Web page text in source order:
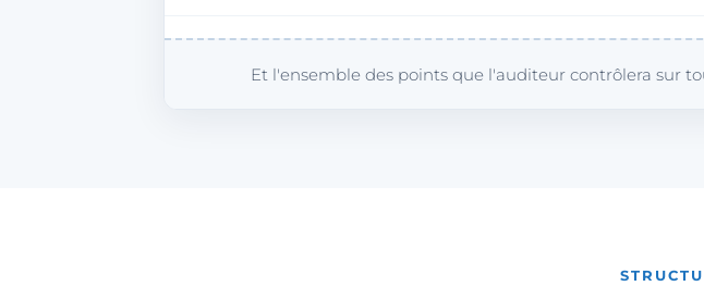
Et l'ensemble des points que l'auditeur contrôlera sur